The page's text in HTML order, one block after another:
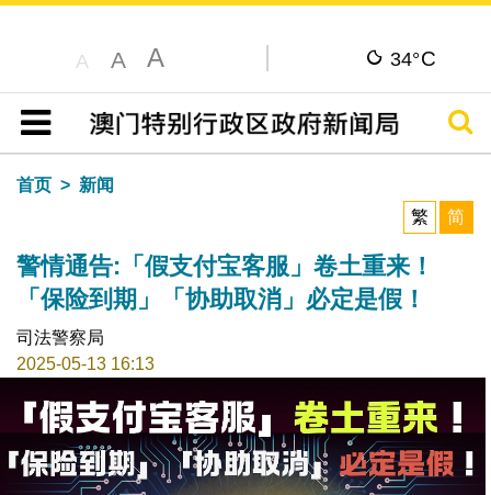
A A A 34°C
目录
搜寻
首页
新闻
繁
简
警情通告:「假支付宝客服」卷土重来！
「保险到期」「协助取消」必定是假！
司法警察局
2025-05-13 16:13